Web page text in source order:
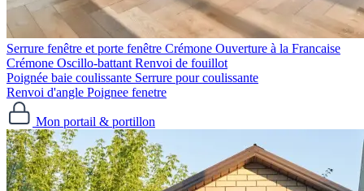
Serrure fenêtre et porte fenêtre Crémone Ouverture à la Francaise
Crémone Oscillo-battant Renvoi de fouillot
Poignée baie coulissante Serrure pour coulissante
Renvoi d'angle Poignee fenetre
Mon portail & portillon